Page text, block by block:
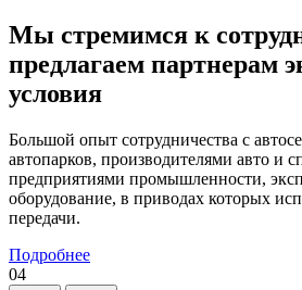
Мы стремимся к
предлагаем партнерам
условия
Большой опыт сотрудничества с
автопарков, производителями авто и
предприятиями промышленности,
оборудование, в приводах которых
передачи.
Подробнее
04